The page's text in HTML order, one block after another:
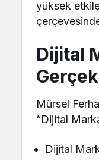
yüksek
Dijital
Mürsel
“Dijital
Dijital